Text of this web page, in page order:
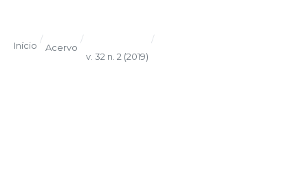
Início
/
Acervo
/
v. 32 n. 2 (2019)
/